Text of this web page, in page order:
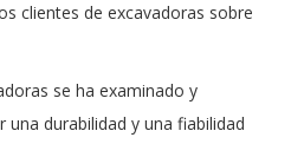
clientes de excavadoras sobre
se ha examinado y
durabilidad y una fiabilidad